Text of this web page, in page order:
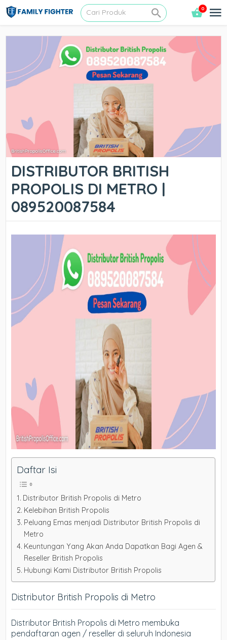
0
DISTRIBUTOR BRITISH
PROPOLIS DI METRO |
089520087584
Daftar Isi
Distributor British Propolis di Metro
Kelebihan British Propolis
Peluang Emas menjadi Distributor British Propolis di
Metro
Keuntungan Yang Akan Anda Dapatkan Bagi Agen &
Reseller British Propolis
Hubungi Kami Distributor British Propolis
Distributor British Propolis di Metro
Distributor British Propolis di Metro membuka
pendaftaran agen / reseller di seluruh Indonesia